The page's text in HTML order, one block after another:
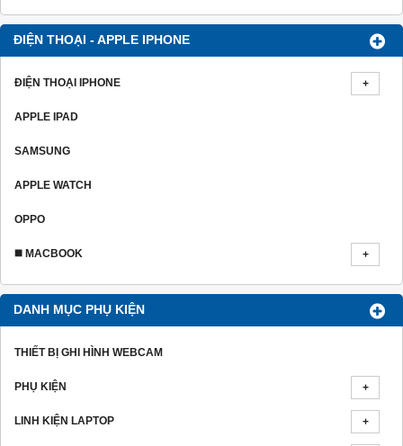
ĐIỆN THOẠI - APPLE IPHONE
ĐIỆN THOẠI IPHONE
APPLE IPAD
SAMSUNG
APPLE WATCH
OPPO
◼️ MACBOOK
DANH MỤC PHỤ KIỆN
THIẾT BỊ GHI HÌNH WEBCAM
PHỤ KIỆN
LINH KIỆN LAPTOP